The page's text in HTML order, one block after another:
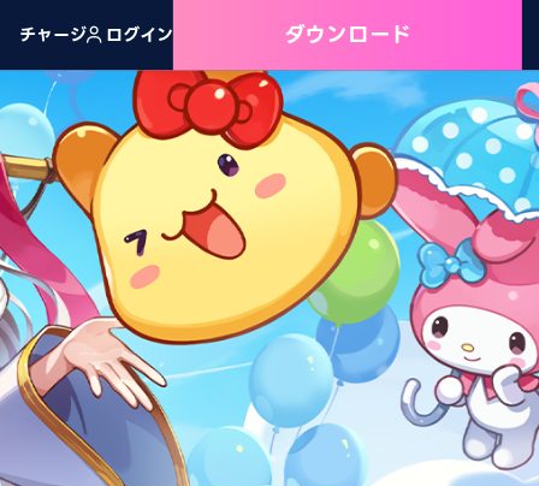
チャージ ログイン ダウンロード